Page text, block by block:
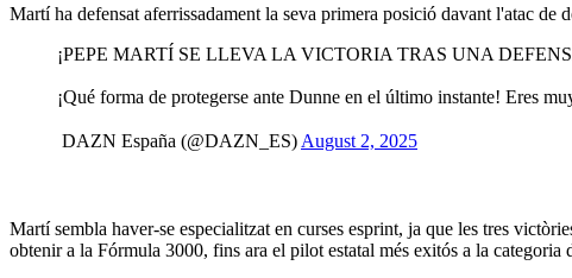
Martí ha defensat aferrissadament la seva primera posició davant l'atac
¡PEPE MARTÍ SE LLEVA LA VICTORIA TRAS UNA
¡Qué forma de protegerse ante Dunne en el último instante! Eres
 DAZN España (@DAZN_ES) August 2, 2025
Martí sembla haver-se especialitzat en curses esprint, ja que les tres
obtenir a la Fórmula 3000, fins ara el pilot estatal més exitós a la